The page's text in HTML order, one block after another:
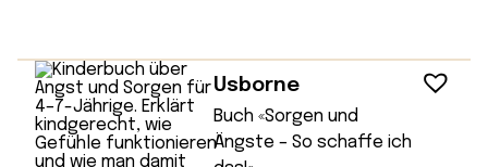
Usborne
Buch «Sorgen und
Ängste – So schaffe ich